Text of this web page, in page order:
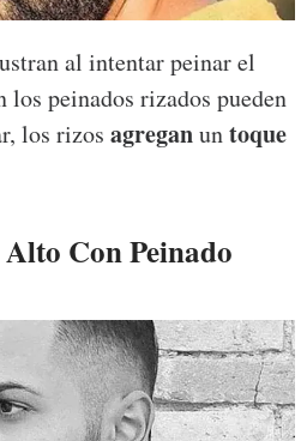
al intentar peinar el
los peinados rizados pueden
los rizos agreganuntoque
Con Peinado